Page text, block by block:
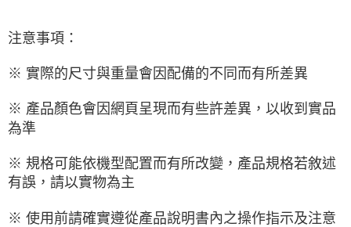
注意事項：
※ 實際的尺寸與重量會因配備的不同而有所差異
※ 產品顏色會因網頁呈現而有些許差異，以收到實品
為準
※ 規格可能依機型配置而有所改變，產品規格若敘述
有誤，請以實物為主
※ 使用前請確實遵從產品說明書內之操作指示及注意